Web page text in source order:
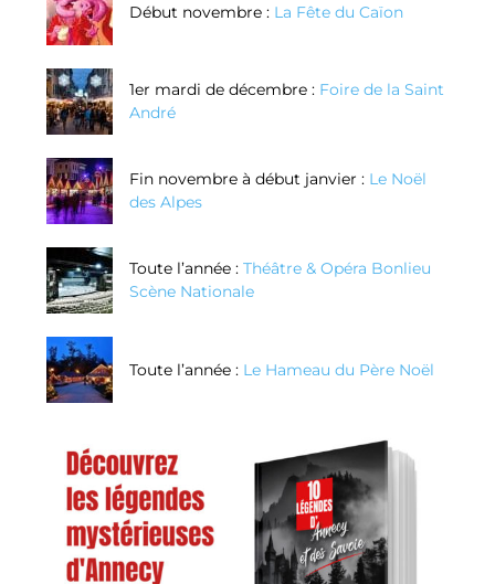
Début novembre : La Fête du Caïon
1er mardi de décembre : Foire de la Saint
André
Fin novembre à début janvier : Le Noël
des Alpes
Toute l’année : Théâtre & Opéra Bonlieu
Scène Nationale
Toute l’année : Le Hameau du Père Noël